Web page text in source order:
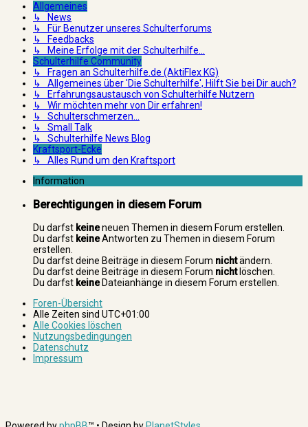
Allgemeines
↳ News
↳ Für Benutzer unseres Schulterforums
↳ Feedbacks
↳ Meine Erfolge mit der Schulterhilfe...
Schulterhilfe Community
↳ Fragen an Schulterhilfe.de (AktiFlex KG)
↳ Allgemeines über 'Die Schulterhilfe', Hilft Sie bei Dir auch?
↳ Erfahrungsaustausch von Schulterhilfe Nutzern
↳ Wir möchten mehr von Dir erfahren!
↳ Schulterschmerzen...
↳ Small Talk
↳ Schulterhilfe News Blog
Kraftsport-Ecke
↳ Alles Rund um den Kraftsport
Information
Berechtigungen in diesem Forum
Du darfst keineneuen Themen in diesem Forum erstellen.
Du darfst keineAntworten zu Themen in diesem Forum
erstellen.
Du darfst deine Beiträge in diesem Forum nichtändern.
Du darfst deine Beiträge in diesem Forum nichtlöschen.
Du darfst keineDateianhänge in diesem Forum erstellen.
Foren-Übersicht
Alle Zeiten sind UTC+01:00
Alle Cookies löschen
Nutzungsbedingungen
Datenschutz
Impressum